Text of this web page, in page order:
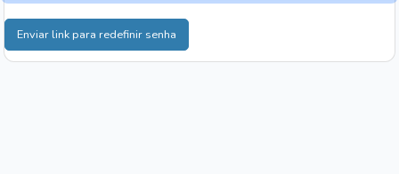
Enviar link para redefinir senha